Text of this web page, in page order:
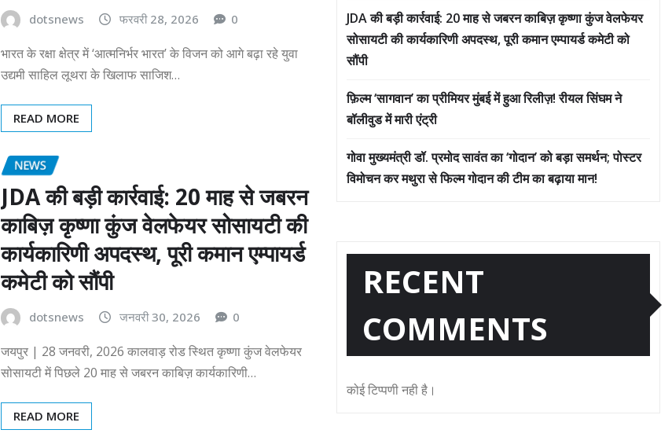
dotsnews फरवरी 28, 2026 0
भारत के रक्षा क्षेत्र में ‘आत्मनिर्भर भारत’ के विजन को आगे बढ़ा रहे युवा
उद्यमी साहिल लूथरा के खिलाफ साजिश…
READ MORE
NEWS
JDA की बड़ी कार्रवाई: 20 माह से जबरन
काबिज़ कृष्णा कुंज वेलफेयर सोसायटी की
कार्यकारिणी अपदस्थ, पूरी कमान एम्पायर्ड
कमेटी को सौंपी
dotsnews जनवरी 30, 2026 0
जयपुर | 28 जनवरी, 2026 कालवाड़ रोड स्थित कृष्णा कुंज वेलफेयर
सोसायटी में पिछले 20 माह से जबरन काबिज़ कार्यकारिणी…
READ MORE
JDA की बड़ी कार्रवाई: 20 माह से जबरन काबिज़ कृष्णा कुंज वेलफेयर
सोसायटी की कार्यकारिणी अपदस्थ, पूरी कमान एम्पायर्ड कमेटी को
सौंपी
फ़िल्म ‘सागवान’ का प्रीमियर मुंबई में हुआ रिलीज़! रीयल सिंघम ने
बॉलीवुड में मारी एंट्री
गोवा मुख्यमंत्री डॉ. प्रमोद सावंत का ‘गोदान’ को बड़ा समर्थन; पोस्टर
विमोचन कर मथुरा से फिल्म गोदान की टीम का बढ़ाया मान!
RECENT
COMMENTS
कोई टिप्पणी नही है।